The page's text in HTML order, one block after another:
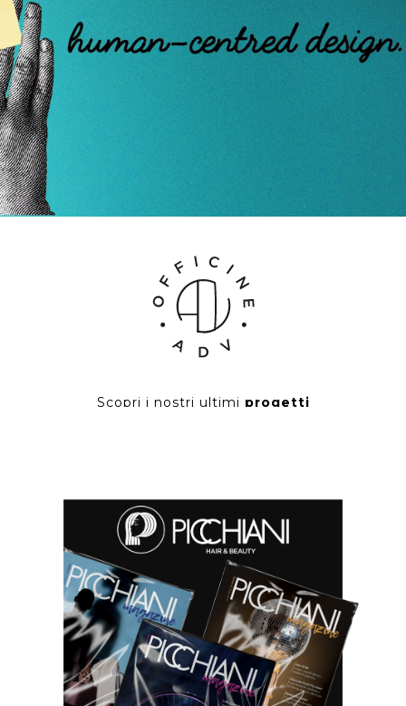
Scopri i nostri ultimi progetti